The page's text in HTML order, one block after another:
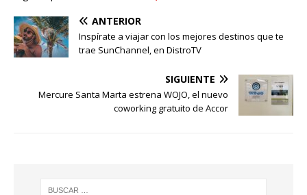
ANTERIOR
Inspírate a viajar con los mejores destinos que te
trae SunChannel, en DistroTV
SIGUIENTE
Mercure Santa Marta estrena WOJO, el nuevo
coworking gratuito de Accor